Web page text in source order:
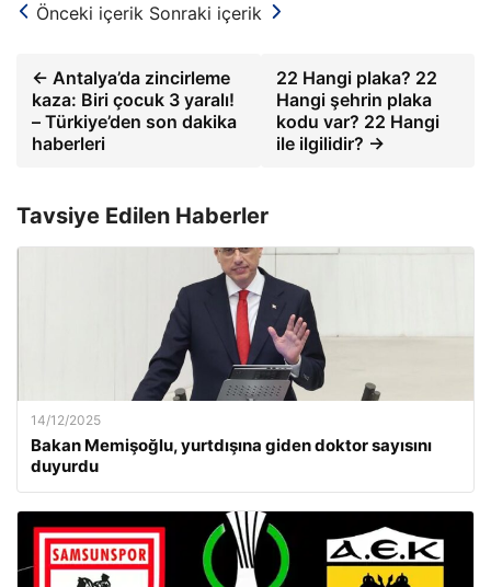
Önceki içerik Sonraki içerik
← Antalya’da zincirleme
kaza: Biri çocuk 3 yaralı!
– Türkiye’den son dakika
haberleri
22 Hangi plaka? 22
Hangi şehrin plaka
kodu var? 22 Hangi
ile ilgilidir? →
Tavsiye Edilen Haberler
14/12/2025
Bakan Memişoğlu, yurtdışına giden doktor sayısını
duyurdu